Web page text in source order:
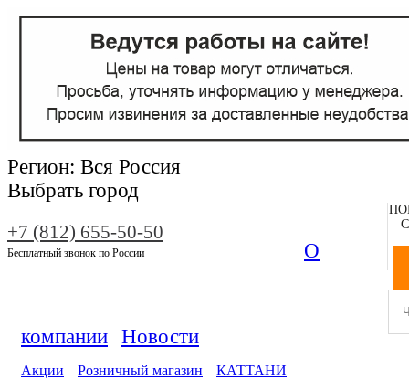
Регион: Вся Россия
Выбрать город
+7 (812) 655-50-50
Бесплатный звонок по России О
компании Новости
Акции Розничный магазин
КАТТАНИ